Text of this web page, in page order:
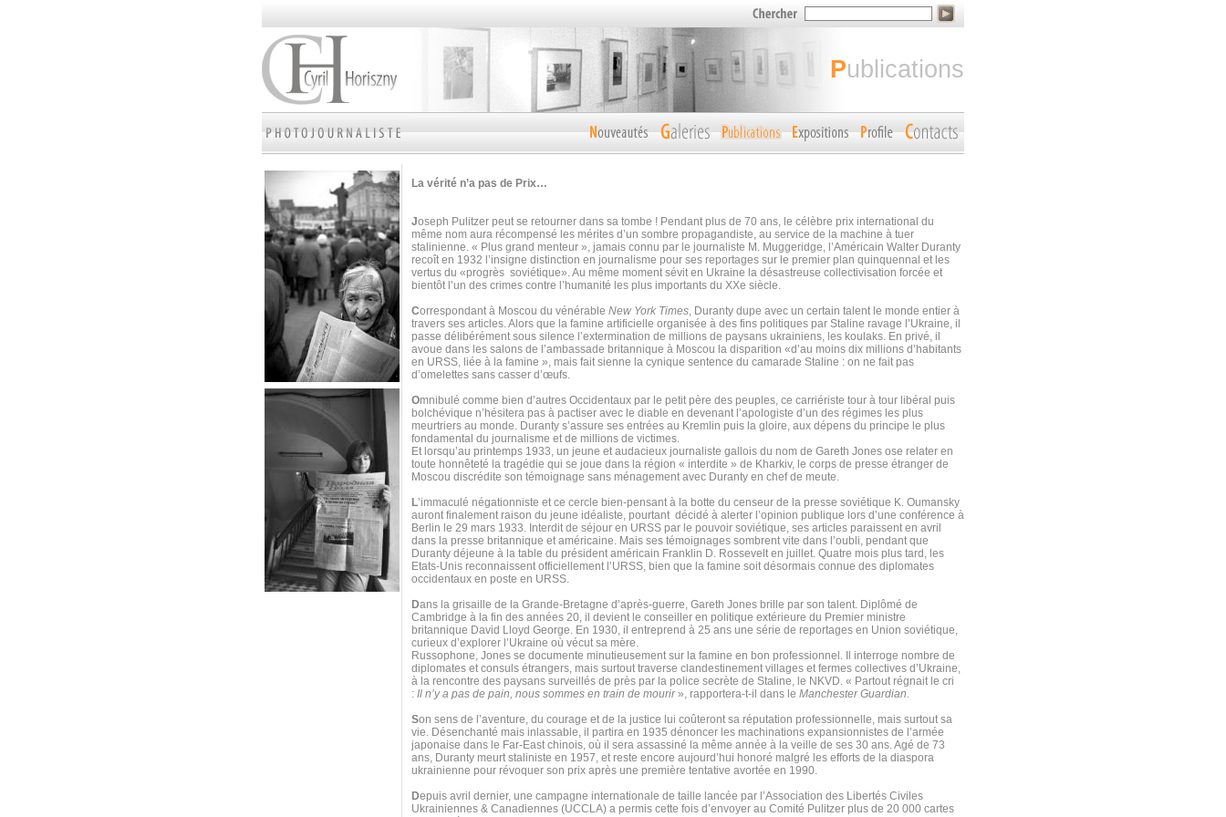
publications
La vérité n’a pas de Prix…
Joseph Pulitzer peut se retourner dans sa tombe ! Pendant plus de 70 ans, le célèbre prix international du
même nom aura récompensé les mérites d’un sombre propagandiste, au service de la machine à tuer
stalinienne. « Plus grand menteur », jamais connu par le journaliste M. Muggeridge, l’Américain Walter Duranty
recoît en 1932 l’insigne distinction en journalisme pour ses reportages sur le premier plan quinquennal et les
vertus du «progrès soviétique». Au même moment sévit en Ukraine la désastreuse collectivisation forcée et
bientôt l’un des crimes contre l’humanité les plus importants du XXe siècle.
Correspondant à Moscou du vénérable New York Times, Duranty dupe avec un certain talent le monde entier à
travers ses articles. Alors que la famine artificielle organisée à des fins politiques par Staline ravage l’Ukraine, il
passe délibérément sous silence l’extermination de millions de paysans ukrainiens, les koulaks. En privé, il
avoue dans les salons de l’ambassade britannique à Moscou la disparition «d’au moins dix millions d’habitants
en URSS, liée à la famine », mais fait sienne la cynique sentence du camarade Staline : on ne fait pas
d’omelettes sans casser d’œufs.
Omnibulé comme bien d’autres Occidentaux par le petit père des peuples, ce carriériste tour à tour libéral puis
bolchévique n’hésitera pas à pactiser avec le diable en devenant l’apologiste d’un des régimes les plus
meurtriers au monde. Duranty s’assure ses entrées au Kremlin puis la gloire, aux dépens du principe le plus
fondamental du journalisme et de millions de victimes.
Et lorsqu’au printemps 1933, un jeune et audacieux journaliste gallois du nom de Gareth Jones ose relater en
toute honnêteté la tragédie qui se joue dans la région « interdite » de Kharkiv, le corps de presse étranger de
Moscou discrédite son témoignage sans ménagement avec Duranty en chef de meute.
L’immaculé négationniste et ce cercle bien-pensant à la botte du censeur de la presse soviétique K. Oumansky
auront finalement raison du jeune idéaliste, pourtant décidé à alerter l’opinion publique lors d’une conférence à
Berlin le 29 mars 1933. Interdit de séjour en URSS par le pouvoir soviétique, ses articles paraissent en avril
dans la presse britannique et américaine. Mais ses témoignages sombrent vite dans l’oubli, pendant que
Duranty déjeune à la table du président américain Franklin D. Rossevelt en juillet. Quatre mois plus tard, les
Etats-Unis reconnaissent officiellement l’URSS, bien que la famine soit désormais connue des diplomates
occidentaux en poste en URSS.
Dans la grisaille de la Grande-Bretagne d’après-guerre, Gareth Jones brille par son talent. Diplômé de
Cambridge à la fin des années 20, il devient le conseiller en politique extérieure du Premier ministre
britannique David Lloyd George. En 1930, il entreprend à 25 ans une série de reportages en Union soviétique,
curieux d’explorer l’Ukraine où vécut sa mère.
Russophone, Jones se documente minutieusement sur la famine en bon professionnel. Il interroge nombre de
diplomates et consuls étrangers, mais surtout traverse clandestinement villages et fermes collectives d’Ukraine,
à la rencontre des paysans surveillés de près par la police secrète de Staline, le NKVD. « Partout régnait le cri
: Il n’y a pas de pain, nous sommes en train de mourir», rapportera-t-il dans le Manchester Guardian.
Son sens de l’aventure, du courage et de la justice lui coûteront sa réputation professionnelle, mais surtout sa
vie. Désenchanté mais inlassable, il partira en 1935 dénoncer les machinations expansionnistes de l’armée
japonaise dans le Far-East chinois, où il sera assassiné la même année à la veille de ses 30 ans. Agé de 73
ans, Duranty meurt staliniste en 1957, et reste encore aujourd’hui honoré malgré les efforts de la diaspora
ukrainienne pour révoquer son prix après une première tentative avortée en 1990.
Depuis avril dernier, une campagne internationale de taille lancée par l’Association des Libertés Civiles
Ukrainiennes & Canadiennes (UCCLA) a permis cette fois d’envoyer au Comité Pulitzer plus de 20 000 cartes